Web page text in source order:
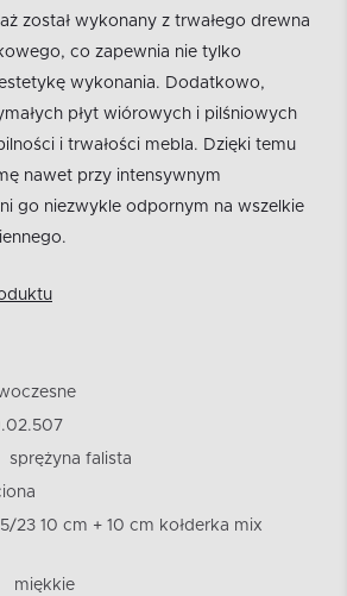
został wykonany z trwałego drewna
co zapewnia nie tylko
wykonania. Dodatkowo,
płyt wiórowych i pilśniowych
i trwałości mebla. Dzięki temu
nawet przy intensywnym
go niezwykle odpornym na wszelkie
sprężyna falista
23 10 cm + 10 cm kołderka mix
miękkie